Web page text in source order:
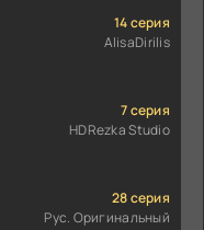
14 серия
AlisaDirilis
7 серия
HDRezka Studio
28 серия
Рус. Оригинальный